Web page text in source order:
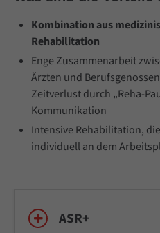
Kombination aus
Rehabilitation
Enge Zusammenarbeit
Ärzten und
Zeitverlust durch „Reha-
Kommunikation
Intensive Rehabilitation,
individuell an dem
ASR+